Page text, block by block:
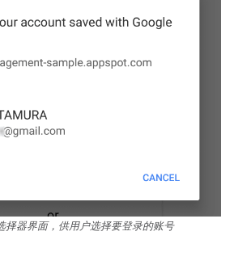
择器界面，供用户选择要登录的账号